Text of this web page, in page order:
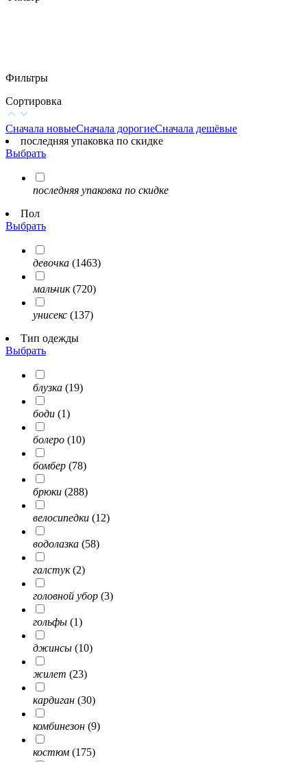
Фильтры
Сортировка
Сначала новыеСначала дорогиеСначала дешёвые
последняя упаковка по скидке
Выбрать
последняя упаковка по скидке
Пол
Выбрать
девочка (1463)
мальчик(720)
унисекс (137)
Тип одежды
Выбрать
блузка (19)
боди (1)
болеро (10)
бомбер (78)
брюки (288)
велосипедки (12)
водолазка (58)
галстук(2)
головной убор (3)
гольфы (1)
джинсы (10)
жилет (23)
кардиган (30)
комбинезон (9)
костюм (175)